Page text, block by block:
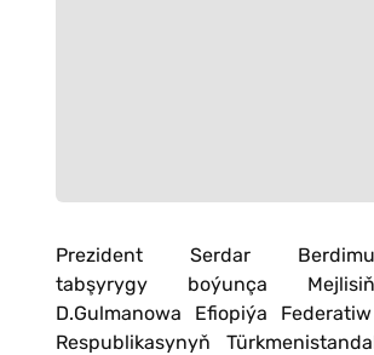
Prezident Serdar
tabşyrygy boýunça
D.Gulmanowa Efiopiýa
Respublikasynyň